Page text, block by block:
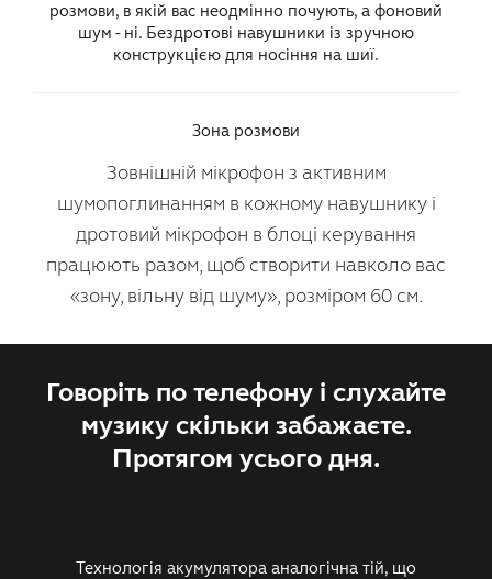
розмови, в якій вас неодмінно почують, а фоновий
шум - ні. Бездротові навушники із зручною
конструкцією для носіння на шиї.
Зона розмови
Зовнішній мікрофон з активним
шумопоглинанням в кожному навушнику і
дротовий мікрофон в блоці керування
працюють разом, щоб створити навколо вас
«зону, вільну від шуму», розміром 60 см.
Говоріть по телефону і слухайте
музику скільки забажаєте.
Протягом усього дня.
Технологія акумулятора аналогічна тій, що